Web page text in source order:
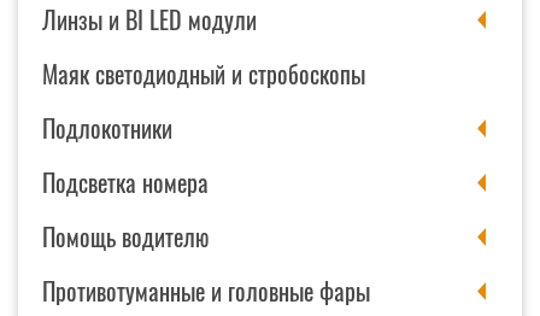
Линзы и BI LED модули
Маяк светодиодный и стробоскопы
Подлокотники
Подсветка номера
Помощь водителю
Противотуманные и головные фары